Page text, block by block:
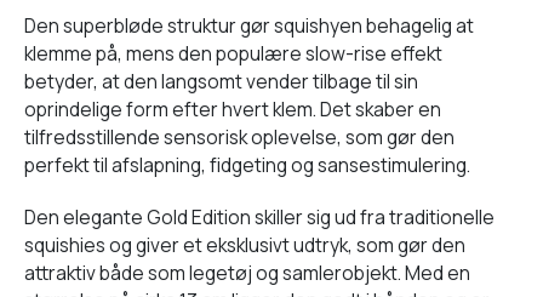
Den superbløde struktur gør squishyen behagelig at
klemme på, mens den populære slow-rise effekt
betyder, at den langsomt vender tilbage til sin
oprindelige form efter hvert klem. Det skaber en
tilfredsstillende sensorisk oplevelse, som gør den
perfekt til afslapning, fidgeting og sansestimulering.
Den elegante Gold Edition skiller sig ud fra traditionelle
squishies og giver et eksklusivt udtryk, som gør den
attraktiv både som legetøj og samlerobjekt. Med en